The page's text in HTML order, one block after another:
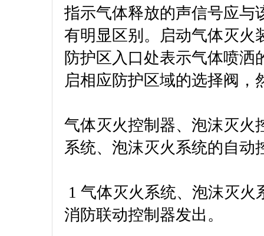
指示气体释放的声信号应与
有明显区别。启动气体灭火
防护区入口处表示气体喷洒
启相应防护区域的选择阀，
气体灭火控制器、泡沫灭火
系统、泡沫灭火系统的自动
1 气体灭火系统、泡沫灭
消防联动控制器发出。